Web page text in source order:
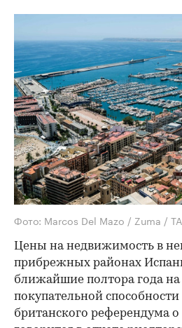
Фото: Marcos Del Mazo / Zuma /
Цены на недвижимость в
прибрежных районах
ближайшие полтора года на
покупательной
британского референдума